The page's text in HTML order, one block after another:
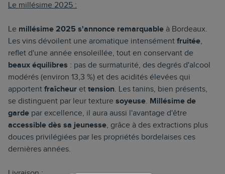
Le millésime 2025 :
Le millésime 2025 s'annonce remarquable à Bordeaux.
Les vins dévoilent une aromatique intensément fruitée,
reflet d'une année ensoleillée, tout en conservant de
beaux équilibres : pas de surmaturité, des degrés d'alcool
modérés (environ 13,3 %) et des acidités élevées qui
apportent fraîcheur et tension. Les tanins, bien présents,
se distinguent par leur texture soyeuse. Millésime de
garde par excellence, il aura aussi l'avantage d'être
accessible dès sa jeunesse, grâce à des extractions plus
douces privilégiées par les propriétés bordelaises ces
dernières années.